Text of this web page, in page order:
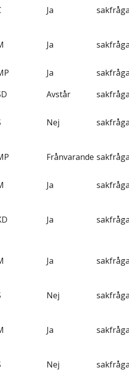
Ja
Ja
Ja
Avstår
Nej
Frånvarande
Ja
Ja
Ja
Nej
Ja
Nej